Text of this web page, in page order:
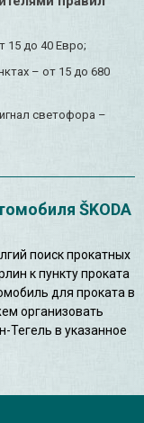
15 до 40 Евро;
– от 15 до 680
светофора –
ŠKODA
поиск прокатных
к пункту проката
для проката в
организовать
Тегель в указанное